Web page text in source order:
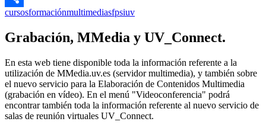
Compartir
cursosformaciónmultimediasfpsiuv
Grabación, MMedia y UV_Connect.
En esta web tiene disponible toda la información referente a la
utilización de MMedia.uv.es (servidor multimedia), y también sobre
el nuevo servicio para la Elaboración de Contenidos Multimedia
(grabación en vídeo). En el menú "Videoconferencia" podrá
encontrar también toda la información referente al nuevo servicio de
salas de reunión virtuales UV_Connect.